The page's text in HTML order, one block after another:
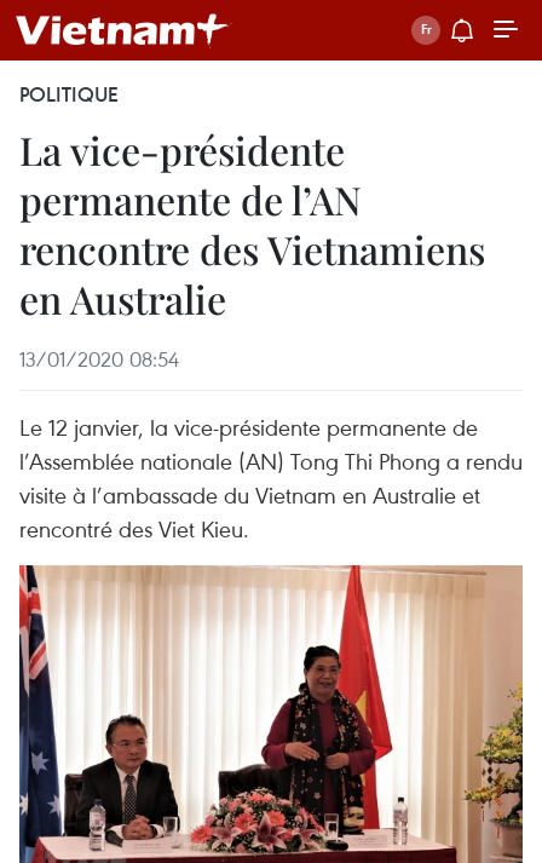
POLITIQUE
La vice-présidente
permanente de l’AN
rencontre des Vietnamiens
en Australie
13/01/2020 08:54
Le 12 janvier, la vice-présidente permanente de
l’Assemblée nationale (AN) Tong Thi Phong a rendu
visite à l’ambassade du Vietnam en Australie et
rencontré des Viet Kieu.